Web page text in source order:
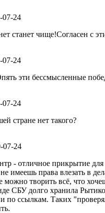
07-24
станет чище!Согласен с
07-24
эти бессмысленные
07-24
стране нет такого?
07-24
- отличное прикрытие для
имеешь права влезать в
можно творить всё, что
СБУ долго хранила
по ссылкам. Таких